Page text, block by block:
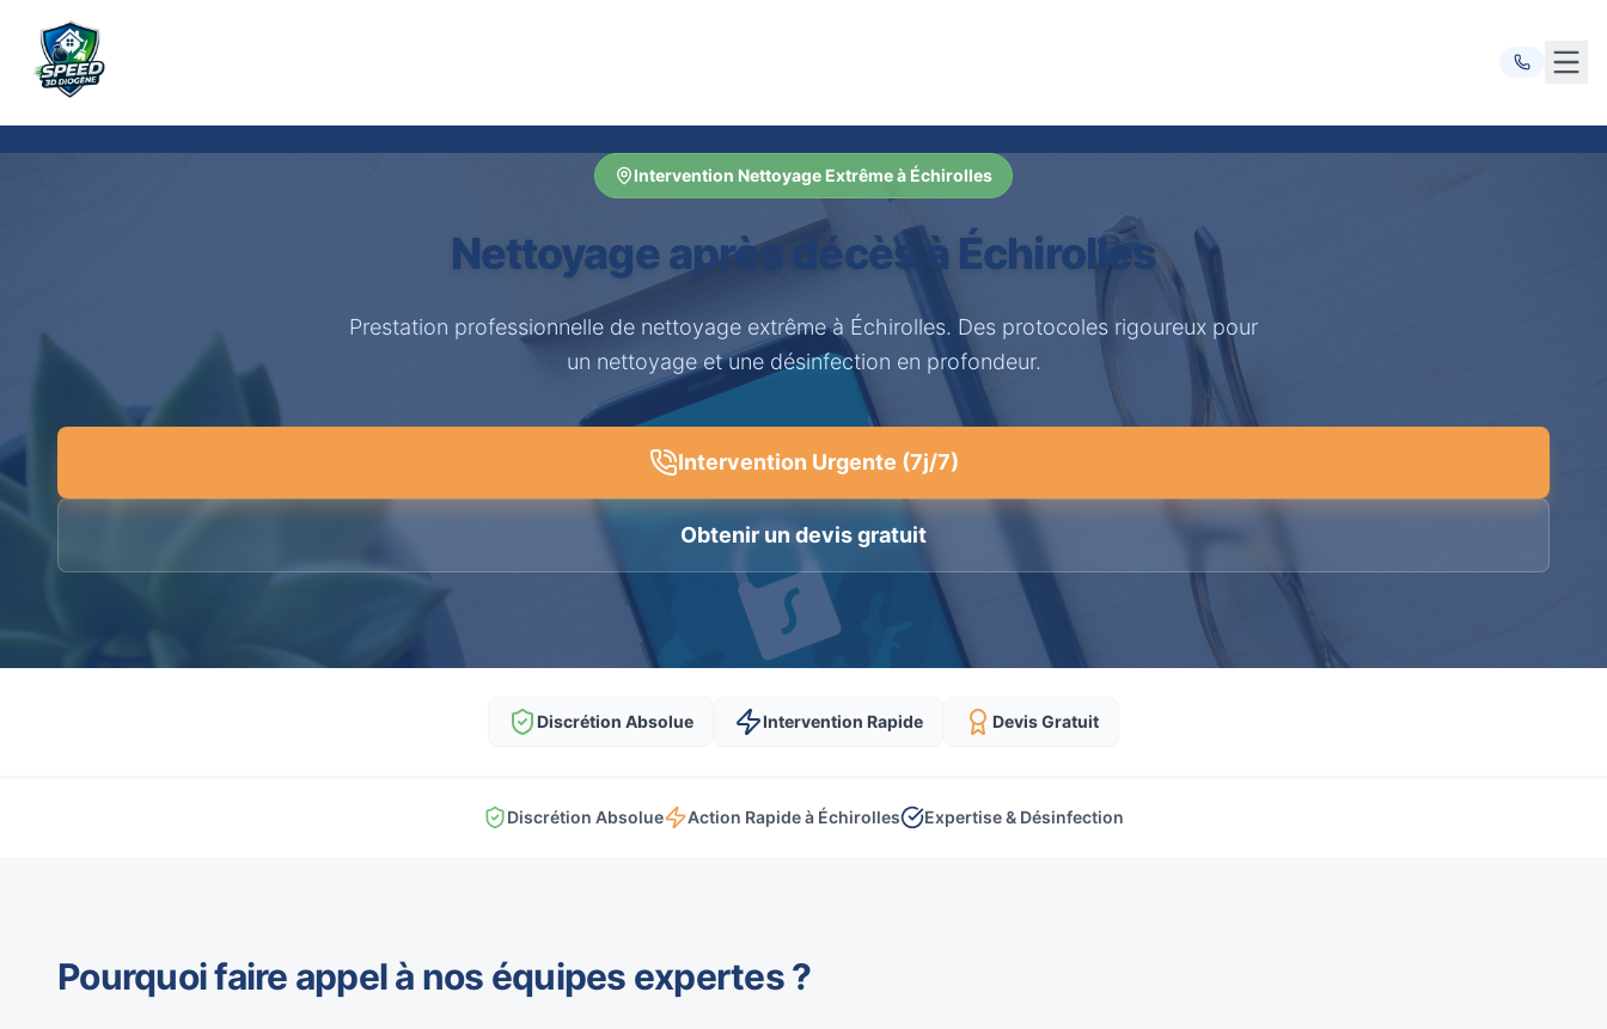
Intervention Nettoyage Extrême à Échirolles
Nettoyage après décès à Échirolles
Prestation professionnelle de nettoyage extrême à Échirolles. Des protocoles rigoureux pour
un nettoyage et une désinfection en profondeur.
Intervention Urgente (7j/7)
Obtenir un devis gratuit
Discrétion Absolue Intervention Rapide Devis Gratuit
Discrétion Absolue Action Rapide à Échirolles Expertise & Désinfection
Pourquoi faire appel à nos équipes expertes ?